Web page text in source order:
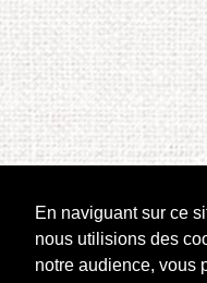
En naviguant sur ce
nous utilisions des
notre audience, vous